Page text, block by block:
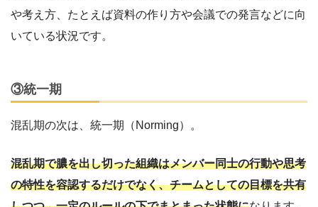
や考え方、たとえば資料の作り方や会議での発言などに向
いている状況です。
③統一期
混乱期の次は、統一期（Norming）。
混乱期で膿を出し切った組織はメンバー同士の行動や思考
の特性を容認するだけでなく、チームとしての目標を共有